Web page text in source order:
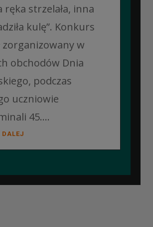
ręka strzelała, inna
kulę”. Konkurs
zorganizowany w
obchodów Dnia
podczas
uczniowie
45....